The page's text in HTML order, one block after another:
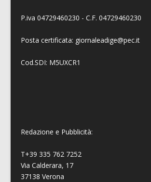
P.iva 04729460230 - C.F. 04729460230
Posta certificata: giornaleadige@pec.it
Cod.SDI: M5UXCR1
Redazione e Pubblicità:
T+39 335 762 7252
Via Calderara, 17
37138 Verona